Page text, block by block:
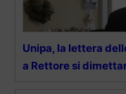
Unipa, la lettera
a Rettore si